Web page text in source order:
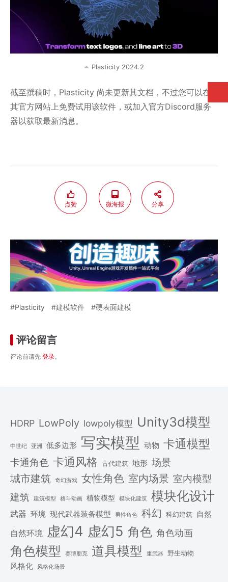
Plasticity 2024.2
截至撰稿时，Plasticity 尚未更新其文档，不过您可以在
其官方网站上免费试用该软件，或加入官方Discord服务
器以获取最新消息。
点赞 微海报 分享
Plasticity 建模软件 硬表面建模
评论留言
评论前请先 登录。
HDRP LowPoly lowpoly模型 Unity3d模型
中世纪 亚洲 低多边形 写实模型 动物 卡通模型
卡通角色 卡通风格 古代建筑 地形 场景
城市建筑
奇幻游戏 女性角色 室内场景 室内模型
建筑 建筑模型 格斗动画 植物模型 模块化建筑 模块化设计
武器 环境 现代武器装备模型 男性角色 科幻 科幻建筑 自然
自然环境 虚幻4 虚幻5 角色 角色动画
角色模型 赛博朋克 道具模型 重武器 野生动物
风格化 风格化场景